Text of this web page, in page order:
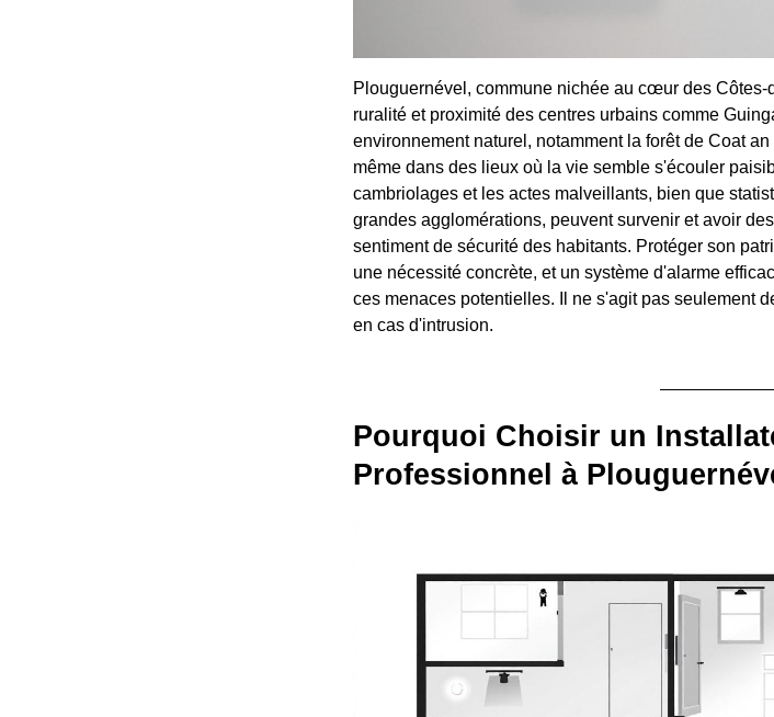
Plouguernével, commune nichée au cœur des Côtes-
ruralité et proximité des centres urbains comme
environnement naturel, notamment la forêt de Coat
même dans des lieux où la vie semble s'écouler
cambriolages et les actes malveillants, bien que
grandes agglomérations, peuvent survenir et avoir
sentiment de sécurité des habitants. Protéger son
une nécessité concrète, et un système d'alarme
ces menaces potentielles. Il ne s'agit pas seulement
en cas d'intrusion.
Pourquoi Choisir un
Professionnel à